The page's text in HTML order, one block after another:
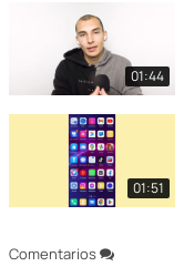
Comentarios
01:44
01:51